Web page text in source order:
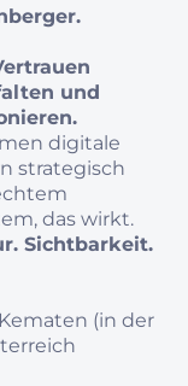
und
digitale
strategisch
das wirkt.
Sichtbarkeit.
(in der